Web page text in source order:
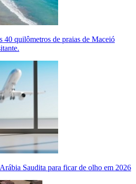
quilômetros de praias de Maceió
Saudita para ficar de olho em 2026